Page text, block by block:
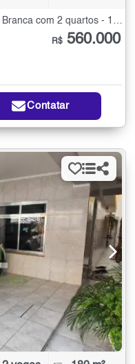
R$ 560.000
Contatar